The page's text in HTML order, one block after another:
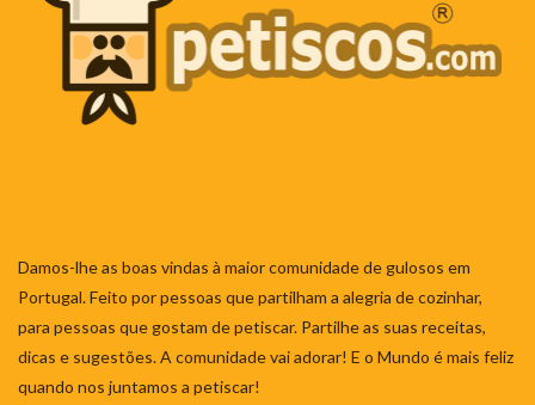
Damos-lhe as boas vindas à maior comunidade de gulosos em
Portugal. Feito por pessoas que partilham a alegria de cozinhar,
para pessoas que gostam de petiscar. Partilhe as suas receitas,
dicas e sugestões. A comunidade vai adorar! E o Mundo é mais feliz
quando nos juntamos a petiscar!